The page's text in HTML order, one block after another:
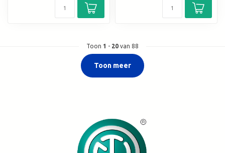
Toon 1 - 20 van 88
Toon meer